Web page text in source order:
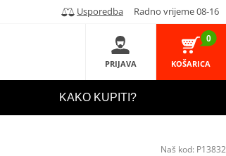
Usporedba Radno vrijeme 08-16
PRIJAVA
0
KOŠARICA
KAKO KUPITI?
Naš kod: P13832